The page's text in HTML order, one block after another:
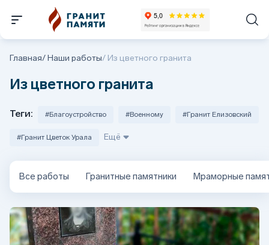
Главная/Наши работы/ Из цветного гранита
Из цветного гранита
Все работы Гранитные памятники Мраморные
Теги: #Благоустройство #Военному #Гранит Елизовский
#Гранит Цветок Урала